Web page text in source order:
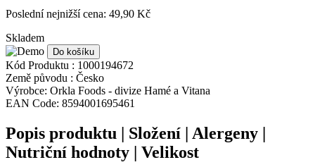
Poslední nejnižší cena: 49,90 Kč
Skladem
Do košíku
Kód Produktu : 1000194672
Země původu : Česko
Výrobce: Orkla Foods - divize Hamé a Vitana
EAN Code: 8594001695461
Popis produktu | Složení | Alergeny |
Nutriční hodnoty | Velikost